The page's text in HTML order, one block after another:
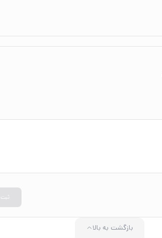
بازگشت به بالا